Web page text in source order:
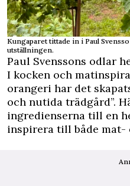
Kungaparet tittade in i Paul
utställningen.
Paul Svenssons odlar
I kocken och
orangeri har det
och nutida trädgård”.
ingredienserna till en
inspirera till både mat-